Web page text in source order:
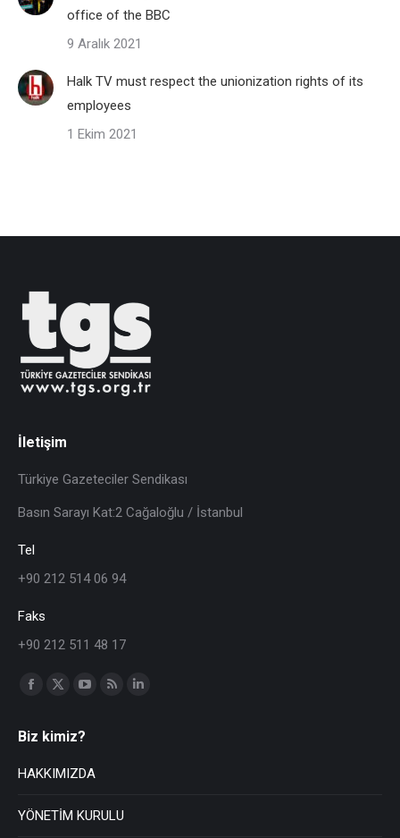
office of the BBC
9 Aralık 2021
Halk TV must respect the unionization rights of its
employees
1 Ekim 2021
İletişim
Türkiye Gazeteciler Sendikası
Basın Sarayı Kat:2 Cağaloğlu / İstanbul
Tel
+90 212 514 06 94
Faks
+90 212 511 48 17
Find us on:
Biz kimiz?
HAKKIMIZDA
YÖNETİM KURULU